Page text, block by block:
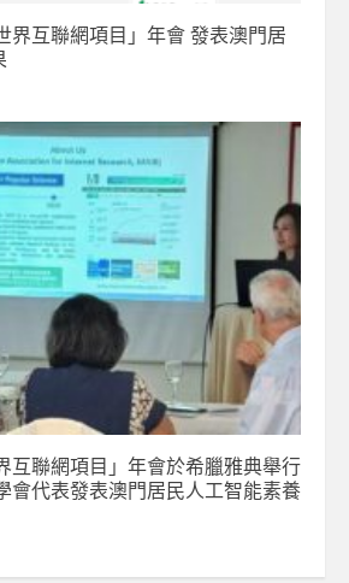
界互聯網項目」年會 發表澳門居
互聯網項目」年會於希臘雅典舉行
會代表發表澳門居民人工智能素養